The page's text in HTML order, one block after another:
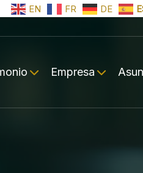
EN FR DE
Empresa